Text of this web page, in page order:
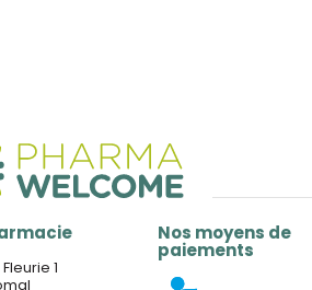
1
Nos moyens de
paiements